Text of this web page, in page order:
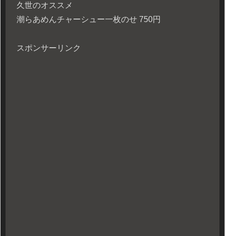
久世のオススメ
潮らあめんチャーシュー一枚のせ 750円
スポンサーリンク